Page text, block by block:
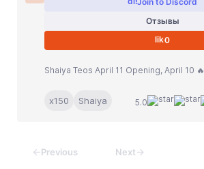
Other games
Отзывы
0
Shaiya Teos April 11 Opening, April 10 🔥
x150 Shaiya 5.0
←Previous Next→